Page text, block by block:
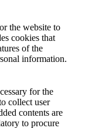
the website to
cookies that
of the
information.
for the
collect user
contents are
to procure